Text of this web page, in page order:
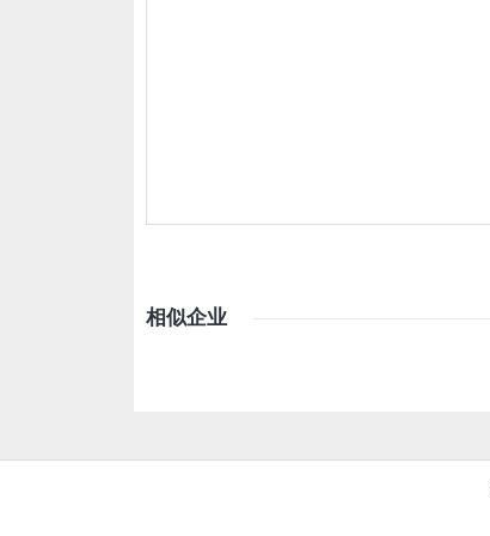
相似企业